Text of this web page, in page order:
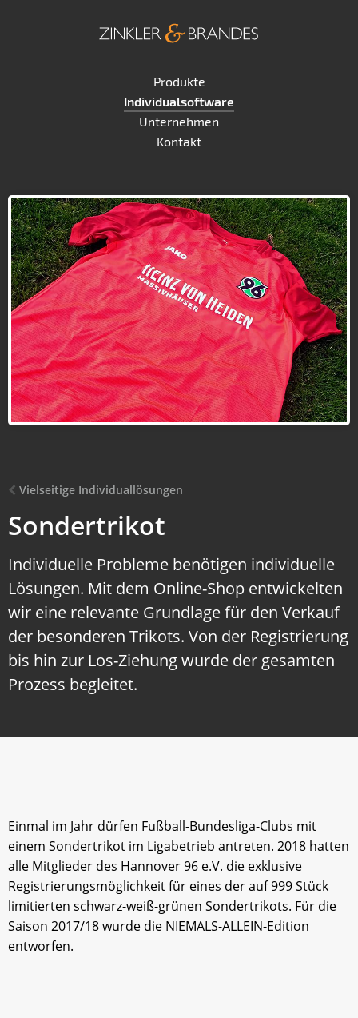
Produkte
Individualsoftware
Unternehmen
Kontakt
Vielseitige Individuallösungen
Sondertrikot
Individuelle Probleme benötigen individuelle
Lösungen. Mit dem Online-Shop entwickelten
wir eine relevante Grundlage für den Verkauf
der besonderen Trikots. Von der Registrierung
bis hin zur Los-Ziehung wurde der gesamten
Prozess begleitet.
Einmal im Jahr dürfen Fußball-Bundesliga-Clubs mit
einem Sondertrikot im Ligabetrieb antreten. 2018 hatten
alle Mitglieder des Hannover 96 e.V. die exklusive
Registrierungsmöglichkeit für eines der auf 999 Stück
limitierten schwarz-weiß-grünen Sondertrikots. Für die
Saison 2017/18 wurde die NIEMALS-ALLEIN-Edition
entworfen.